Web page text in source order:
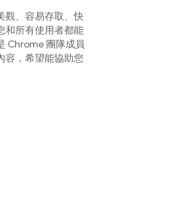
觀、容易存取、快
和所有使用者都能
Chrome 團隊成員
容，希望能協助您